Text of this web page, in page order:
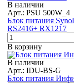
В наличии
Арт.: PSU 500W_4
Блок питания
RS2416+ RX1217
В корзину
В наличии
Арт.: IDU-BS-G
Блок питания